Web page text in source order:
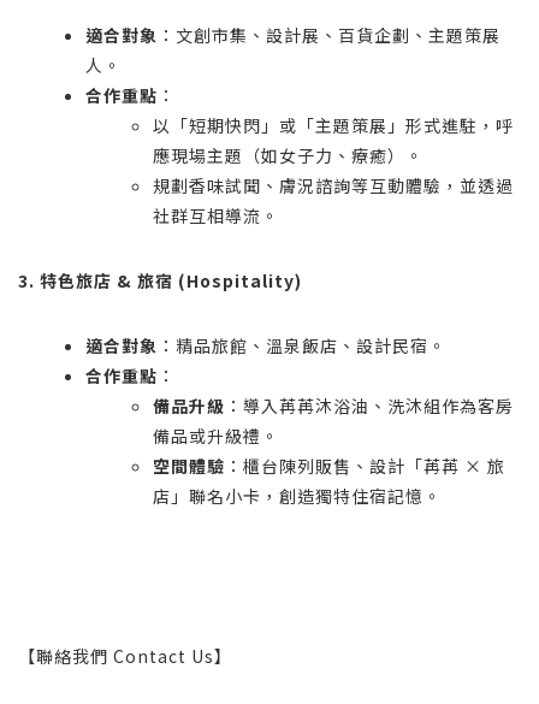
適合對象 ：文創市集、設計展、百貨企劃、主題策展
人。
合作重點 ：
以「短期快閃」或「主題策展」形式進駐，呼
應現場主題（如女子力、療癒）。
規劃香味試聞、膚況諮詢等互動體驗，並透過
社群互相導流。
3. 特色旅店 & 旅宿 (Hospitality)
適合對象 ：精品旅館、溫泉飯店、設計民宿。
合作重點 ：
備品升級 ：導入苒苒沐浴油、洗沐組作為客房
備品或升級禮。
空間體驗 ：櫃台陳列販售、設計「苒苒 × 旅
店」聯名小卡，創造獨特住宿記憶。
【聯絡我們 Contact Us】